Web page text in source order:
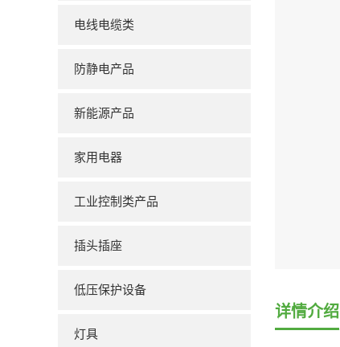
电线电缆类
防静电产品
新能源产品
家用电器
工业控制类产品
插头插座
低压保护设备
灯具
详情介绍